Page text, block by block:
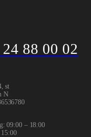
88 00 02
st
N
09:00 – 18:00